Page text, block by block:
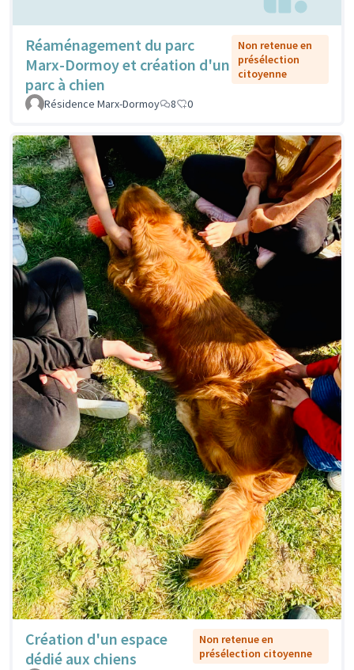
Réaménagement du parc
Marx-Dormoy et création d'un
parc à chien
Non retenue en
présélection
citoyenne
Résidence Marx-Dormoy 8 0
Création d'un espace
dédié aux chiens
Non retenue en
présélection citoyenne